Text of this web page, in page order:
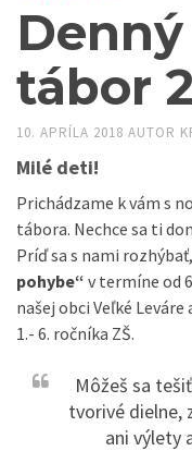
tábor
10. APRÍLA 2018 AUTOR
Milé deti!
Prichádzame k vám s
tábora. Nechce sa ti
Príď sa s nami
pohybe“ v termíne od
našej obci Veľké
1.- 6. ročníka ZŠ.
Môžeš sa
tvorivé dielne,
ani výlety